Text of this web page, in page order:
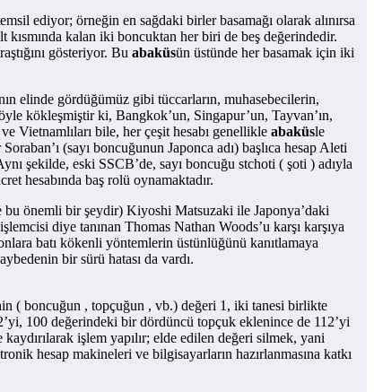
ediyor; örneğin en sağdaki birler basamağı olarak alınırsa
kalan iki boncuktan her biri de beş değerindedir.
gösteriyor. Bu abaküsün üstünde her basamak için iki
elinde gördüğümüz gibi tüccarların, muhasebecilerin,
kökleşmiştir ki, Bangkok’un, Singapur’un, Tayvan’ın,
Vietnamlıları bile, her çeşit hesabı genellikle abaküsle
(sayı boncuğunun Japonca adı) başlıca hesap Aleti
şekilde, eski SSCB’de, sayı boncuğu stchoti ( şoti ) adıyla
hesabında baş rolü oynamaktadır.
bu önemli bir şeydir) Kiyoshi Matsuzaki ile Japonya’daki
diye tanınan Thomas Nathan Woods’u karşı karşıya
batı kökenli yöntemlerin üstünlüğünü kanıtlamaya
bir sürü hatası da vardı.
( boncuğun , topçuğun , vb.) değeri 1, iki tanesi birlikte
100 değerindeki bir dördüncü topçuk eklenince de 112’yi
işlem yapılır; elde edilen değeri silmek, yani
hesap makineleri ve bilgisayarların hazırlanmasına katkı